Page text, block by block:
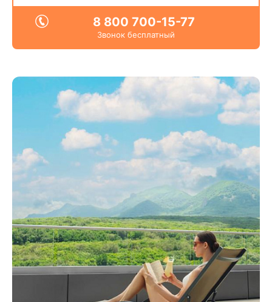
8 800 700-15-77
Звонок бесплатный